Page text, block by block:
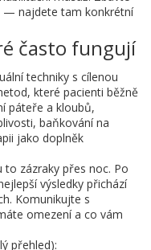
— najdete tam konkrétní
často fungují
techniky s cílenou
které pacienti běžně
páteře a kloubů,
baňkování na
jako doplněk
zázraky přes noc. Po
výsledky přichází
Komunikujte s
omezení a co vám
přehled):